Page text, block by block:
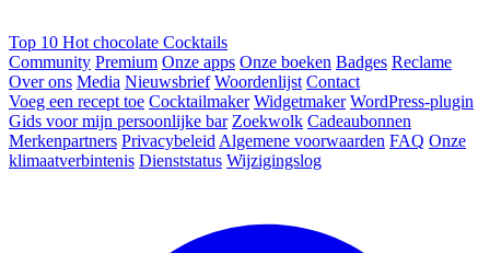
Top 10 Hot chocolate Cocktails
Community Premium Onze apps Onze boeken Badges Reclame
Over ons Media Nieuwsbrief Woordenlijst Contact
Voeg een recept toe Cocktailmaker Widgetmaker WordPress-plugin
Gids voor mijn persoonlijke bar Zoekwolk Cadeaubonnen
Merkenpartners Privacybeleid Algemene voorwaarden FAQ Onze
klimaatverbintenis Dienststatus Wijzigingslog